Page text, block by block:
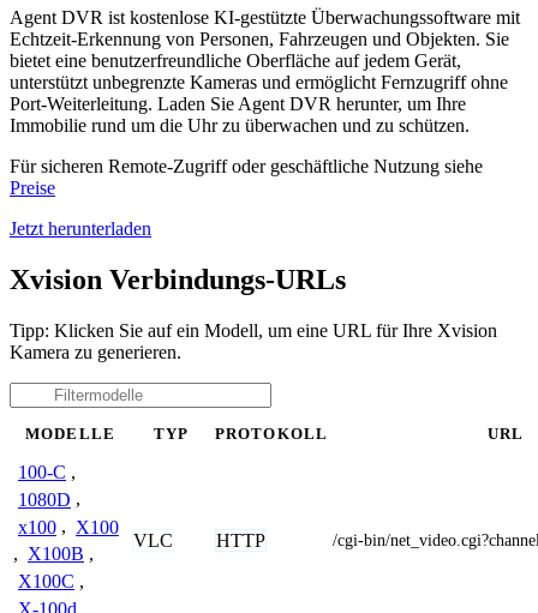
Agent DVR ist kostenlose KI-gestützte Überwachungssoftware mit
Echtzeit-Erkennung von Personen, Fahrzeugen und Objekten. Sie
bietet eine benutzerfreundliche Oberfläche auf jedem Gerät,
unterstützt unbegrenzte Kameras und ermöglicht Fernzugriff ohne
Port-Weiterleitung. Laden Sie Agent DVR herunter, um Ihre
Immobilie rund um die Uhr zu überwachen und zu schützen.
Für sicheren Remote-Zugriff oder geschäftliche Nutzung siehe
Preise
Jetzt herunterladen
Xvision Verbindungs-URLs
Tipp: Klicken Sie auf ein Modell, um eine URL für Ihre Xvision
Kamera zu generieren.
MODELLE TYP PROTOKOLL URL
100-C ,
1080D ,
x100 , X100
, X100B ,
X100C ,
X-100d
VLC HTTP /cgi-bin/